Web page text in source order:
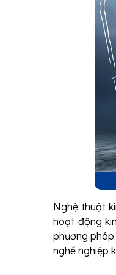
Nghệ thuật
hoạt động
phương
nghề nghiệp